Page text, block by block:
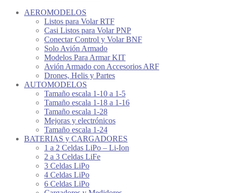
AEROMODELOS
Listos para Volar RTF
Casi Listos para Volar PNP
Conectar Control y Volar BNF
Solo Avión Armado
Modelos Para Armar KIT
Avión Armado con Accesorios ARF
Drones, Helis y Partes
AUTOMODELOS
Tamaño escala 1-10 a 1-5
Tamaño escala 1-18 a 1-16
Tamaño escala 1-28
Mejoras y electrónicos
Tamaño escala 1-24
BATERIAS y CARGADORES
1 a 2 Celdas LiPo – Li-Ion
2 a 3 Celdas LiFe
3 Celdas LiPo
4 Celdas LiPo
6 Celdas LiPo